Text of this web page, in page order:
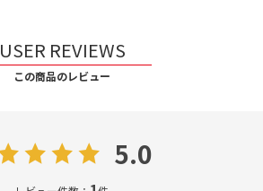
USER REVIEWS
この商品のレビュー
5.0